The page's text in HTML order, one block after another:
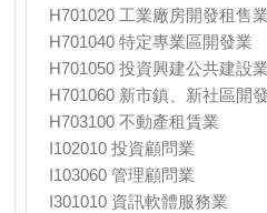
H701020 工業廠房開發租售業
H701040 特定專業區開發業
H701050 投資興建公共建設業
H701060 新市鎮、新社區開
H703100 不動產租賃業
I102010 投資顧問業
I103060 管理顧問業
I301010 資訊軟體服務業